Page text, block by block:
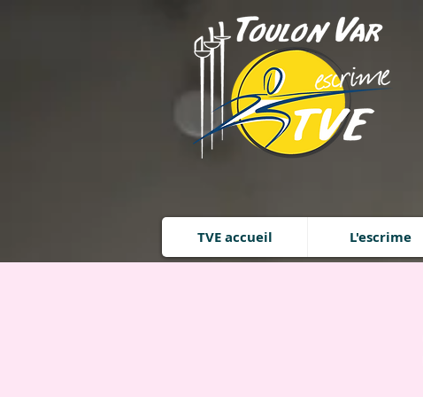
TVE accueil L'escrime